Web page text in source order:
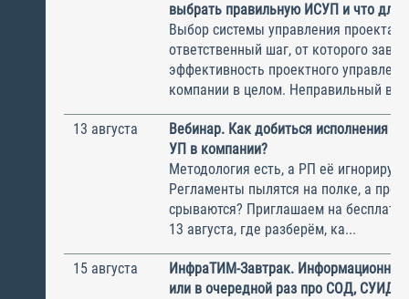
выбрать правильную ИСУП и что для
Выбор системы управления
ответственный шаг, от которого
эффективность проектного
компании в целом. Неправильный
13 августа
Вебинар. Как добиться исполнения
УП в компании?
Методология есть, а РП её
Регламенты пылятся на полке, а
срываются? Приглашаем на
13 августа, где разберём, ка...
15 августа
ИнфраТИМ-Завтрак.
или в очередной раз про СОД, СУИД и